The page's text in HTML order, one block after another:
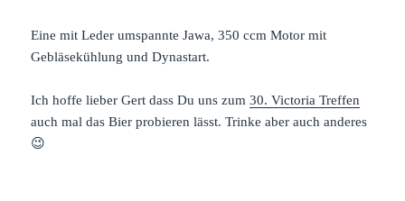
Eine mit Leder umspannte Jawa, 350 ccm Motor mit
Gebläsekühlung und Dynastart.
Ich hoffe lieber Gert dass Du uns zum30. Victoria Treffen
auch mal das Bier probieren lässt. Trinke aber auch anderes
😉